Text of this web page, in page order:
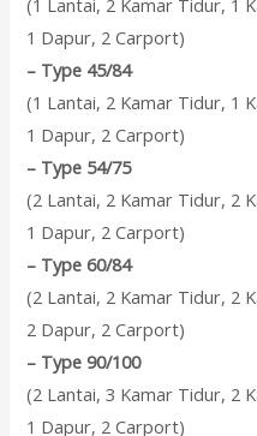
1 Dapur, 2 Carport)
– Type 45/84
(1 Lantai, 2 Kamar Tidur, 1
1 Dapur, 2 Carport)
– Type 54/75
(2 Lantai, 2 Kamar Tidur, 2
1 Dapur, 2 Carport)
– Type 60/84
(2 Lantai, 2 Kamar Tidur, 2
2 Dapur, 2 Carport)
– Type 90/100
(2 Lantai, 3 Kamar Tidur, 2
1 Dapur, 2 Carport)